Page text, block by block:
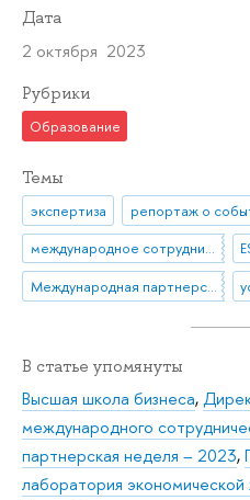
Дата
2 октября 2023
Рубрики
Образование
Темы
экспертиза
репортаж о
международное сотрудничество
Международная партнерская неделя
В статье упомянуты
Высшая школа бизнеса,
международного
партнерская неделя – 2023,
лаборатория экономической